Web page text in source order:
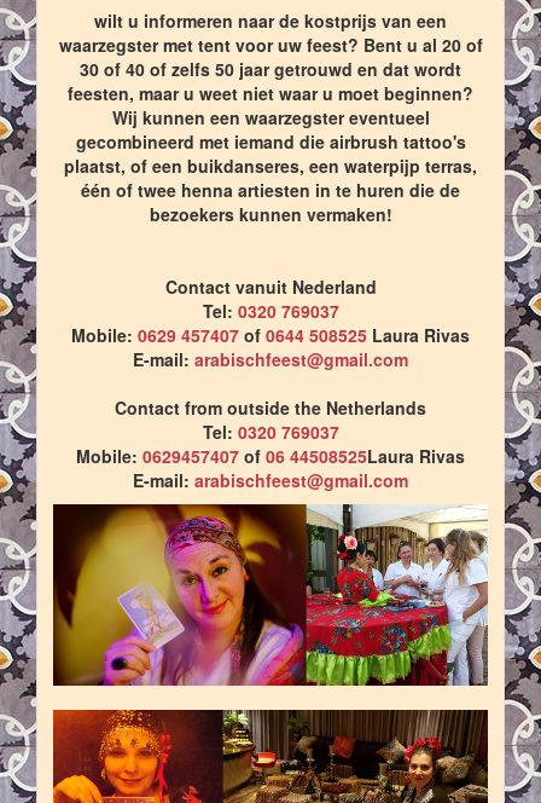
wilt u informeren naar de kostprijs van een
waarzegster met tent voor uw feest? Bent u al 20 of
30 of 40 of zelfs 50 jaar getrouwd en dat wordt
feesten, maar u weet niet waar u moet beginnen?
Wij kunnen een waarzegster eventueel
gecombineerd met iemand die airbrush tattoo's
plaatst, of een buikdanseres, een waterpijp terras,
één of twee henna artiesten in te huren die de
bezoekers kunnen vermaken!
Contact vanuit Nederland
Tel: 0320 769037
Mobile: 0629 457407 of 0644 508525 Laura Rivas
E-mail: arabischfeest@gmail.com
Contact from outside the Netherlands
Tel: 0320 769037
Mobile: 0629457407 of 06 44508525Laura Rivas
E-mail: arabischfeest@gmail.com